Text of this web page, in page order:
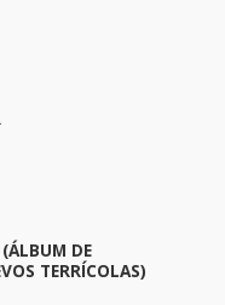
DE
TERRÍCOLAS)